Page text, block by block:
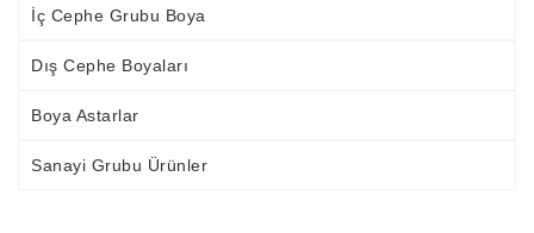
İç Cephe Grubu Boya
Dış Cephe Boyaları
Boya Astarlar
Sanayi Grubu Ürünler